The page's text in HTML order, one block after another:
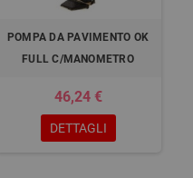
POMPA DA PAVIMENTO OK
FULL C/MANOMETRO
46,24 €
DETTAGLI